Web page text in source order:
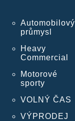
Automobilový
průmysl
Heavy
Commercial
Motorové
sporty
VOLNÝ ČAS
VÝPRODEJ